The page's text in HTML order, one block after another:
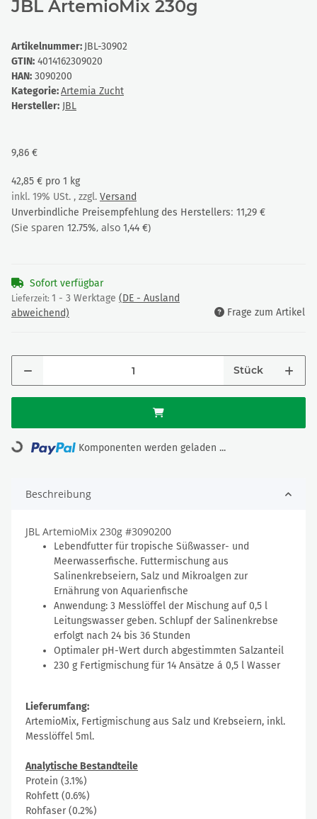
JBL ArtemioMix 230g
Artikelnummer: JBL-30902
GTIN: 4014162309020
HAN: 3090200
Kategorie:Artemia Zucht
Hersteller: JBL
9,86 €
42,85 € pro 1 kg
inkl. 19% USt. , zzgl. Versand
Unverbindliche Preisempfehlung des Herstellers: 11,29 €
(Sie sparen 12.75%, also 1,44 €)
Sofort verfügbar
Lieferzeit: 1 - 3 Werktage (DE - Ausland
abweichend)
Frage zum Artikel
Stück
Loading... Komponenten werden geladen ...
Beschreibung
JBL ArtemioMix 230g #3090200
Lebendfutter für tropische Süßwasser- und
Meerwasserfische. Futtermischung aus
Salinenkrebseiern, Salz und Mikroalgen zur
Ernährung von Aquarienfische
Anwendung: 3 Messlöffel der Mischung auf 0,5 l
Leitungswasser geben. Schlupf der Salinenkrebse
erfolgt nach 24 bis 36 Stunden
Optimaler pH-Wert durch abgestimmten Salzanteil
230 g Fertigmischung für 14 Ansätze á 0,5 l Wasser
Lieferumfang:
ArtemioMix, Fertigmischung aus Salz und Krebseiern, inkl.
Messlöffel 5ml.
Analytische Bestandteile
Protein (3.1%)
Rohfett (0.6%)
Rohfaser (0.2%)